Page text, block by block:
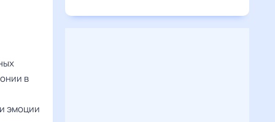
в
эмоции